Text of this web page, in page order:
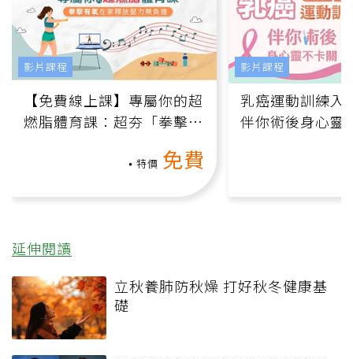
【免費線上課】專屬你的超
燃脂體育課：超夯「拳擊有
特價 免費
影片課程
乳癌運動訓練入
伴你術後身心靈
影片課程
延伸閱讀
立秋養肺防秋燥 打好秋冬健康基
礎